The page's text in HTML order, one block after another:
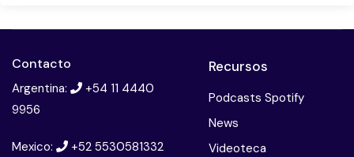
Contacto
Argentina:
+54 11 4440
9956
Mexico:
+52 5530581332
Recursos
Podcasts Spotify
News
Videoteca